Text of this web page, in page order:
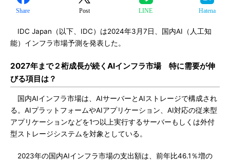
Share Post LINE Hatena
IDC Japan（以下、IDC）は2024年3月7日、国内AI（人工知
能）インフラ市場予測を発表した。
2027年まで２桁成長が続くAIインフラ市場 特に需要が伸
びる項目は？
国内AIインフラ市場は、AIサーバーとAIストレージで構成され
る。AIプラットフォームやAIアプリケーション、AI対応の従来型
アプリケーションなどを1つ以上実行するサーバーもしくは外付
型ストレージシステムを対象としている。
2023年の国内AIインフラ市場の支出額は、前年比46.1％増の